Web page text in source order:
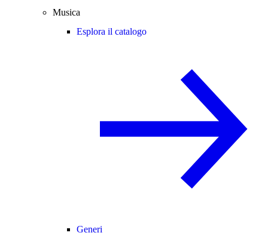
Musica
Esplora il catalogo
Generi